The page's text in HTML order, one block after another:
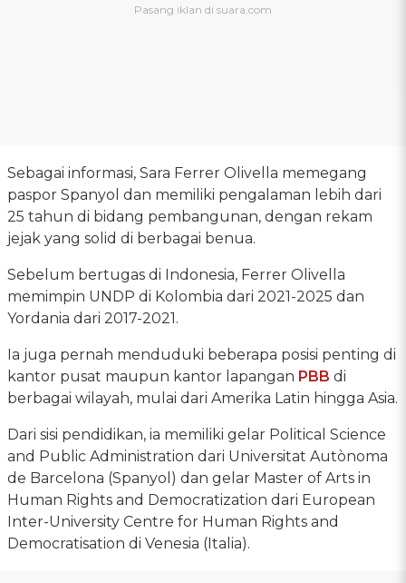
Sebagai informasi, Sara Ferrer Olivella memegang
paspor Spanyol dan memiliki pengalaman lebih dari
25 tahun di bidang pembangunan, dengan rekam
jejak yang solid di berbagai benua.
Sebelum bertugas di Indonesia, Ferrer Olivella
memimpin UNDP di Kolombia dari 2021-2025 dan
Yordania dari 2017-2021.
Ia juga pernah menduduki beberapa posisi penting di
kantor pusat maupun kantor lapangan PBB di
berbagai wilayah, mulai dari Amerika Latin hingga Asia.
Dari sisi pendidikan, ia memiliki gelar Political Science
and Public Administration dari Universitat Autònoma
de Barcelona (Spanyol) dan gelar Master of Arts in
Human Rights and Democratization dari European
Inter-University Centre for Human Rights and
Democratisation di Venesia (Italia).